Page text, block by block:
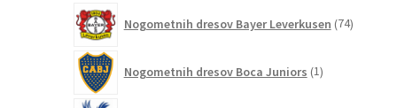
Nogometnih dresov Bayer Leverkusen 74izdelkov
Nogometnih dresov Boca Juniors 1izdelek